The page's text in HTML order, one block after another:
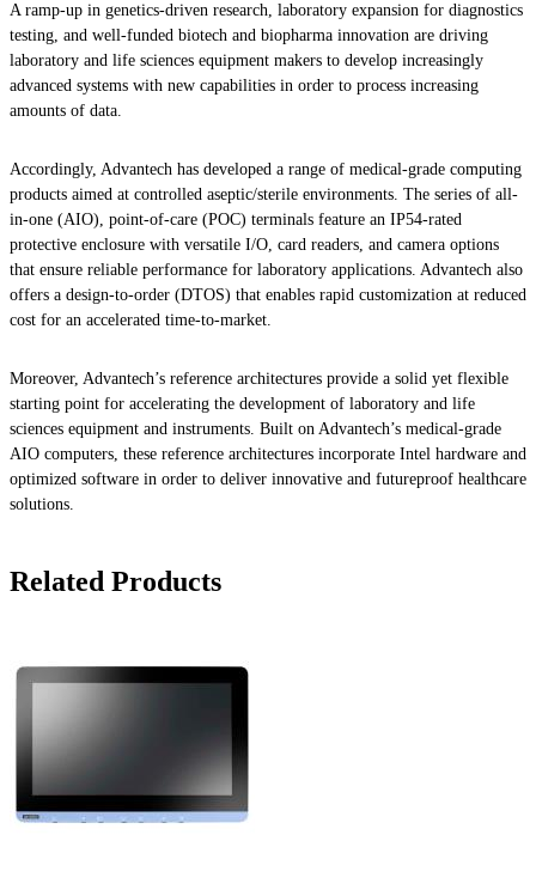
A ramp-up in genetics-driven research, laboratory expansion for diagnostics
testing, and well-funded biotech and biopharma innovation are driving
laboratory and life sciences equipment makers to develop increasingly
advanced systems with new capabilities in order to process increasing
amounts of data.
Accordingly, Advantech has developed a range of medical-grade computing
products aimed at controlled aseptic/sterile environments. The series of all-
in-one (AIO), point-of-care (POC) terminals feature an IP54-rated
protective enclosure with versatile I/O, card readers, and camera options
that ensure reliable performance for laboratory applications. Advantech also
offers a design-to-order (DTOS) that enables rapid customization at reduced
cost for an accelerated time-to-market.
Moreover, Advantech’s reference architectures provide a solid yet flexible
starting point for accelerating the development of laboratory and life
sciences equipment and instruments. Built on Advantech’s medical-grade
AIO computers, these reference architectures incorporate Intel hardware and
optimized software in order to deliver innovative and futureproof healthcare
solutions.
Related Products